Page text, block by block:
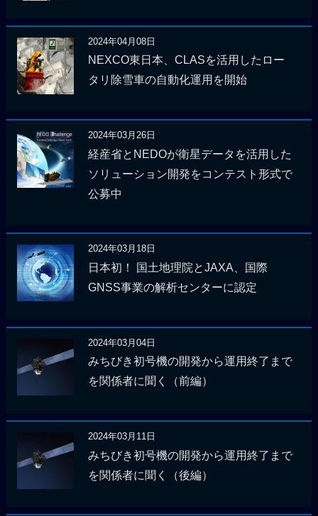
2024年04月08日
NEXCO東日本、CLASを活用したロー
タリ除雪車の自動化運用を開始
2024年03月26日
経産省とNEDOが衛星データを活用した
ソリューション開発をコンテスト形式で
公募中
2024年03月18日
日本初！ 国土地理院とJAXA、国際
GNSS事業の解析センターに認定
2024年03月04日
みちびき初号機の開発から運用終了まで
を関係者に聞く（前編）
2024年03月11日
みちびき初号機の開発から運用終了まで
を関係者に聞く（後編）